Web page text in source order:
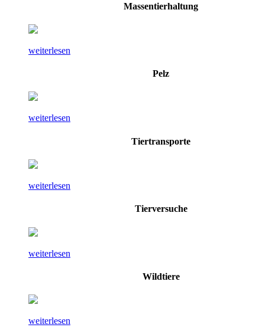
Massentierhaltung
weiterlesen
Pelz
weiterlesen
Tiertransporte
weiterlesen
Tierversuche
weiterlesen
Wildtiere
weiterlesen